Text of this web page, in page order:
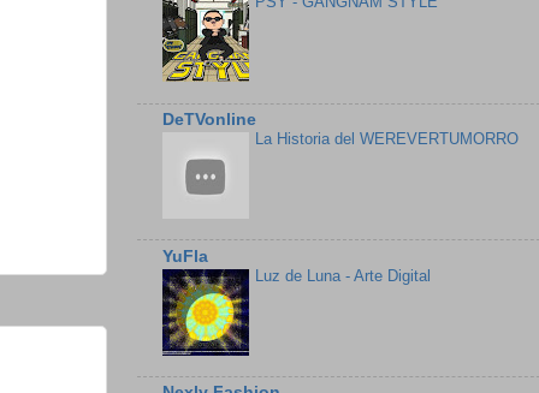
DeTVonline
La Historia del WEREVERTUMORRO
YuFla
Luz de Luna - Arte Digital